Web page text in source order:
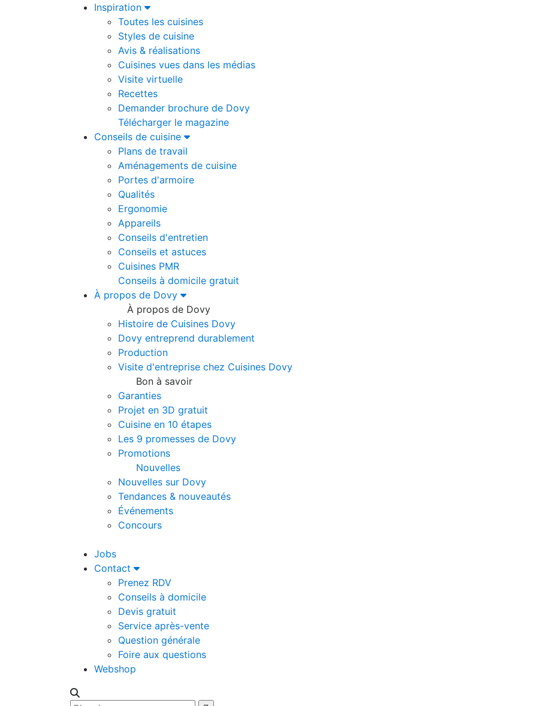
Inspiration
Toutes les cuisines
Styles de cuisine
Avis & réalisations
Cuisines vues dans les médias
Visite virtuelle
Recettes
Demander brochure de Dovy
Télécharger le magazine
Conseils de cuisine
Plans de travail
Aménagements de cuisine
Portes d'armoire
Qualités
Ergonomie
Appareils
Conseils d'entretien
Conseils et astuces
Cuisines PMR
Conseils à domicile gratuit
À propos de Dovy
À propos de Dovy
Histoire de Cuisines Dovy
Dovy entreprend durablement
Production
Visite d'entreprise chez Cuisines Dovy
Bon à savoir
Garanties
Projet en 3D gratuit
Cuisine en 10 étapes
Les 9 promesses de Dovy
Promotions
Nouvelles
Nouvelles sur Dovy
Tendances & nouveautés
Événements
Concours
Jobs
Contact
Prenez RDV
Conseils à domicile
Devis gratuit
Service après-vente
Question générale
Foire aux questions
Webshop